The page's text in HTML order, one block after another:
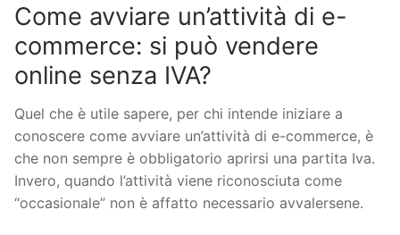
Come avviare un’attività di e-
commerce: si può vendere
online senza IVA?
Quel che è utile sapere, per chi intende iniziare a
conoscere come avviare un’attività di e-commerce, è
che non sempre è obbligatorio aprirsi una partita Iva.
Invero, quando l’attività viene riconosciuta come
“occasionale” non è affatto necessario avvalersene.